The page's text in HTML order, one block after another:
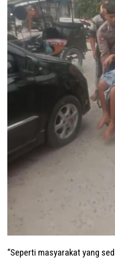
“Seperti masyarakat yang